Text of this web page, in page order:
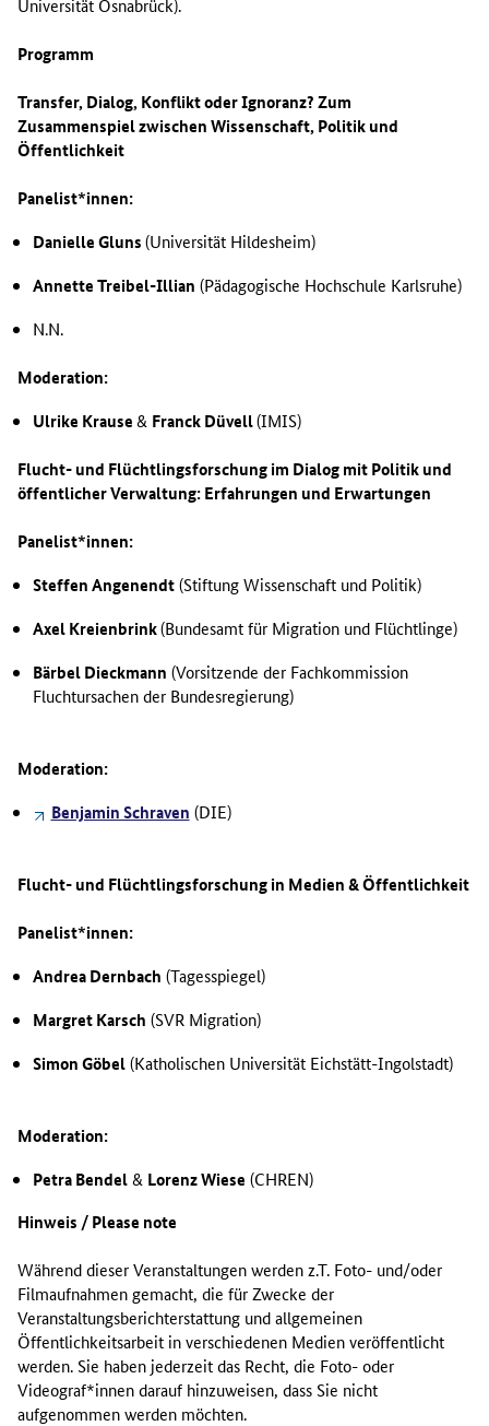
Universität Osnabrück).
Programm
Transfer, Dialog, Konflikt oder Ignoranz? Zum
Zusammenspiel zwischen Wissenschaft, Politik und
Öffentlichkeit
Panelist*innen:
Danielle Gluns(Universität Hildesheim)
Annette Treibel-Illian (Pädagogische Hochschule Karlsruhe)
N.N.
Moderation:
Ulrike Krause& Franck Düvell(IMIS)
Flucht- und Flüchtlingsforschung im Dialog mit Politik und
öffentlicher Verwaltung: Erfahrungen und Erwartungen
Panelist*innen:
Steffen Angenendt(Stiftung Wissenschaft und Politik)
Axel Kreienbrink(Bundesamt für Migration und Flüchtlinge)
Bärbel Dieckmann (Vorsitzende der Fachkommission
Fluchtursachen der Bundesregierung)
Moderation:
Benjamin Schraven (DIE)
Flucht- und Flüchtlingsforschung in Medien & Öffentlichkeit
Panelist*innen:
Andrea Dernbach (Tagesspiegel)
Margret Karsch (SVR Migration)
Simon Göbel(Katholischen Universität Eichstätt-Ingolstadt)
Moderation:
Petra Bendel& Lorenz Wiese (CHREN)
Hinweis / Please note
Während dieser Veranstaltungen werden z.T. Foto- und/oder
Filmaufnahmen gemacht, die für Zwecke der
Veranstaltungsberichterstattung und allgemeinen
Öffentlichkeitsarbeit in verschiedenen Medien veröffentlicht
werden. Sie haben jederzeit das Recht, die Foto- oder
Videograf*innen darauf hinzuweisen, dass Sie nicht
aufgenommen werden möchten.